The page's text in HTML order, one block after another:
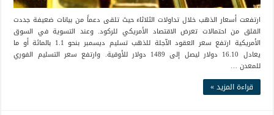
ارتفعت أسعار الذهب خلال تداولات الثلاثاء حيث تلقى دعماً من بيانات ضعيفة جددت
القلق من احتمالات تعرض الاقتصاد الأمريكي للركود. وعند التسوية في السوق
الأمريكية ارتفع سعر العقود الآجلة للذهب تسليم ديسمبر بنحو 1.1 بالمائة أو ما
يعادل 16.10 دولار ليصل إلى 1489 دولار للأوقية. وارتفع سعر التسليم الفوري
للمعدن …
قراءة المزيد »